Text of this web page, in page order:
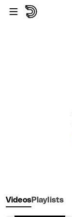
Skip to main content
VideosPlaylists